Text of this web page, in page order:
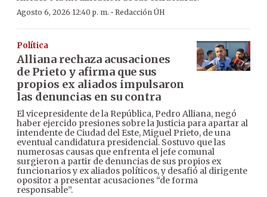
Agosto 6, 2026 12:40 p. m. · Redacción ÚH
Política
Alliana rechaza acusaciones
de Prieto y afirma que sus
propios ex aliados impulsaron
las denuncias en su contra
El vicepresidente de la República, Pedro Alliana, negó
haber ejercido presiones sobre la Justicia para apartar al
intendente de Ciudad del Este, Miguel Prieto, de una
eventual candidatura presidencial. Sostuvo que las
numerosas causas que enfrenta el jefe comunal
surgieron a partir de denuncias de sus propios ex
funcionarios y ex aliados políticos, y desafió al dirigente
opositor a presentar acusaciones “de forma
responsable”.